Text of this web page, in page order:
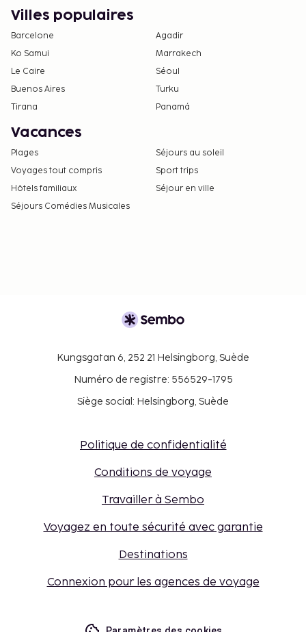
Villes populaires
Barcelone
Agadir
Ko Samui
Marrakech
Le Caire
Séoul
Buenos Aires
Turku
Tirana
Panamá
Vacances
Plages
Séjours au soleil
Voyages tout compris
Sport trips
Hôtels familiaux
Séjour en ville
Séjours Comédies Musicales
Kungsgatan 6, 252 21 Helsingborg, Suède
Numéro de registre: 556529-1795
Siège social: Helsingborg, Suède
Politique de confidentialité
Conditions de voyage
Travailler à Sembo
Voyagez en toute sécurité avec garantie
Destinations
Connexion pour les agences de voyage